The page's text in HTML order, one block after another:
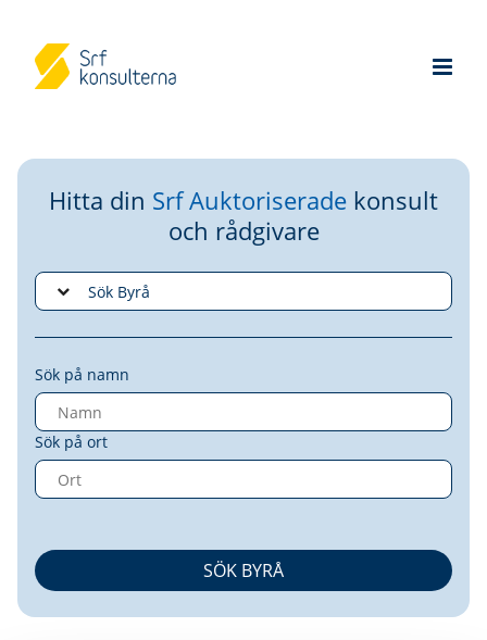
Hitta din Srf Auktoriserade konsult
och rådgivare
Sök på namn
Sök på ort